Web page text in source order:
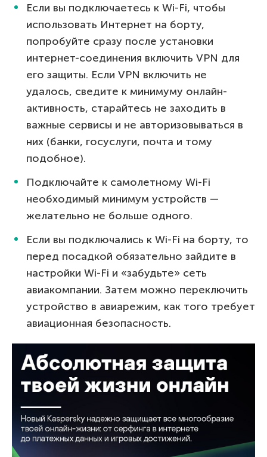
Если вы подключаетесь к Wi-Fi, чтобы
использовать Интернет на борту,
попробуйте сразу после установки
интернет-соединения включить VPN для
его защиты. Если VPN включить не
удалось, сведите к минимуму онлайн-
активность, старайтесь не заходить в
важные сервисы и не авторизовываться в
них (банки, госуслуги, почта и тому
подобное).
Подключайте к самолетному Wi-Fi
необходимый минимум устройств —
желательно не больше одного.
Если вы подключались к Wi-Fi на борту, то
перед посадкой обязательно зайдите в
настройки Wi-Fi и «забудьте» сеть
авиакомпании. Затем можно переключить
устройство в авиарежим, как того требует
авиационная безопасность.